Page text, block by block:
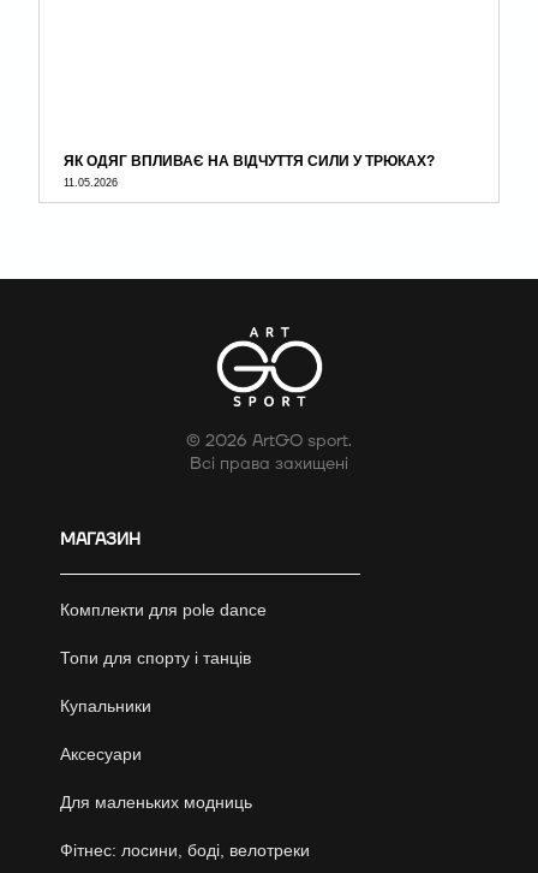
ЯК ОДЯГ ВПЛИВАЄ НА ВІДЧУТТЯ СИЛИ У ТРЮКАХ?
11.05.2026
© 2026 ArtGO sport.
Всі права захищені
МАГАЗИН
Комплекти для pole dance
Топи для спорту і танців
Купальники
Аксесуари
Для маленьких модниць
Фітнес: лосини, боді, велотреки